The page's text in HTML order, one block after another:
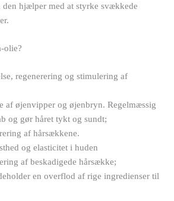
hjælper med at styrke svækkede
olie?
regenerering og stimulering af
af øjenvipper og øjenbryn. Regelmæssig
og gør håret tykt og sundt;
af hårsækkene.
og elasticitet i huden
af beskadigede hårsække;
en overflod af rige ingredienser til